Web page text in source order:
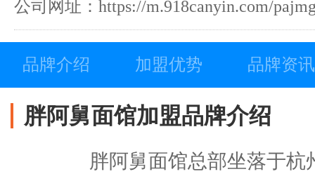
公司网址：https://m.918canyin.com/
品牌介绍 加盟优势 品牌资讯
胖阿舅面馆加盟品牌介绍
胖阿舅面馆总部坐落于杭